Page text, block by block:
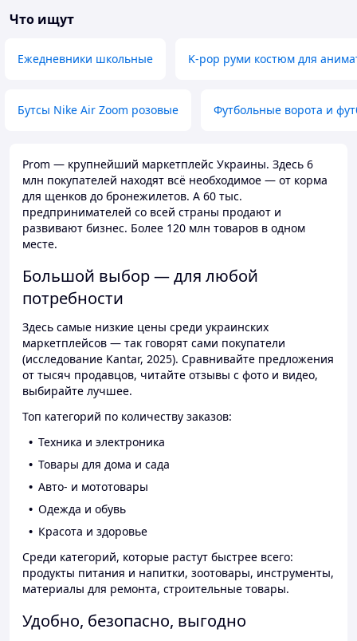
Что ищут
Ежедневники школьные K-pop руми костюм для
Бутсы Nike Air Zoom розовые Футбольные ворота и
Prom — крупнейший маркетплейс Украины. Здесь 6
млн покупателей находят всё необходимое — от корма
для щенков до бронежилетов. А 60 тыс.
предпринимателей со всей страны продают и
развивают бизнес. Более 120 млн товаров в одном
месте.
Большой выбор — для любой
потребности
Здесь самые низкие цены среди украинских
маркетплейсов — так говорят сами покупатели
(исследование Kantar, 2025). Сравнивайте предложения
от тысяч продавцов, читайте отзывы с фото и видео,
выбирайте лучшее.
Топ категорий по количеству заказов:
Техника и электроника
Товары для дома и сада
Авто- и мототовары
Одежда и обувь
Красота и здоровье
Среди категорий, которые растут быстрее всего:
продукты питания и напитки, зоотовары, инструменты,
материалы для ремонта, строительные товары.
Удобно, безопасно, выгодно